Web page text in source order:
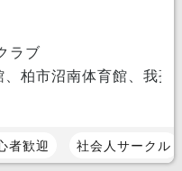
ラブ
柏市沼南体育館、我
者歓迎 社会人サークル